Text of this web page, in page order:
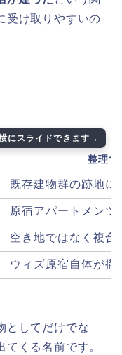
受け取りやすいの
整理す
既存建物群の跡地に
原宿アパートメンツ
空き地ではなく複合
ウィズ原宿自体が撤
としてだけでな
くる名前です。